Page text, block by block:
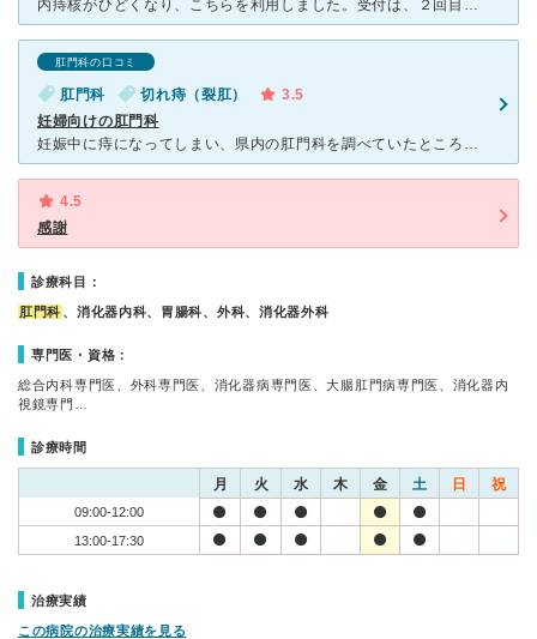
内痔核がひどくなり、こちらを利用しました。受付は、２回目以降は診察券を通しスムーズにできるように工夫されていました。駐車場は無料ですが、入院時には所定の料金が必要でした。一泊二日の入院でしたが、看護師
肛門科の口コミ
肛門科 切れ痔（裂肛）
3.5
妊婦向けの肛門科
妊娠中に痔になってしまい、県内の肛門科を調べていたところ、インターネットで「妊婦向けの痔の治療について」を丁寧に掲載されていたのでここにかかりました。 外観は白を基調とした少し大きめの建物で駐車場も
4.5
感謝
診療科目：
肛門科 、消化器内科、胃腸科、外科、消化器外科
専門医・資格：
総合内科専門医、外科専門医、消化器病専門医、大腸肛門病専門医、消化器内
視鏡専門…
診療時間
月 火 水 木 金 土 日 祝
09:00-12:00
13:00-17:30
治療実績
この病院の治療実績を見る